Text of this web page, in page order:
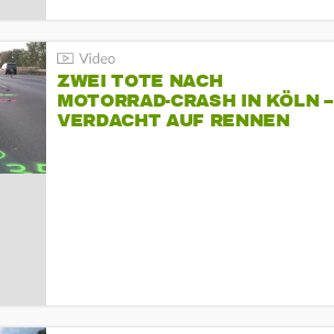
ZWEI TOTE NACH
MOTORRAD-CRASH IN KÖLN –
VERDACHT AUF RENNEN